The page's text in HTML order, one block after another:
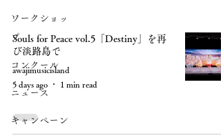
ワークショッ
プ
コンクール
ニュース
キャンペーン
Souls for Peace vol.5「Destiny」を再
び淡路島で
awajimusicisland
5 days ago
1 min read